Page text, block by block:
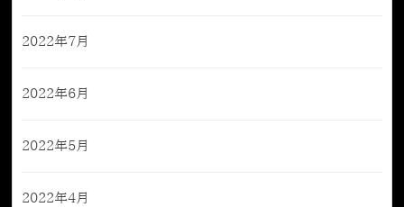
2022年7月
2022年6月
2022年5月
2022年4月